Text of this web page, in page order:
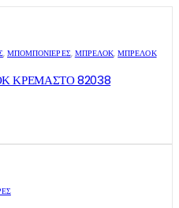
,ΜΠΟΜΠΟΝΙΈΡΕΣ, ΜΠΡΕΛΌΚ,ΜΠΡΕΛΌΚ
ΚΡΕΜΑΣΤΟ 82038